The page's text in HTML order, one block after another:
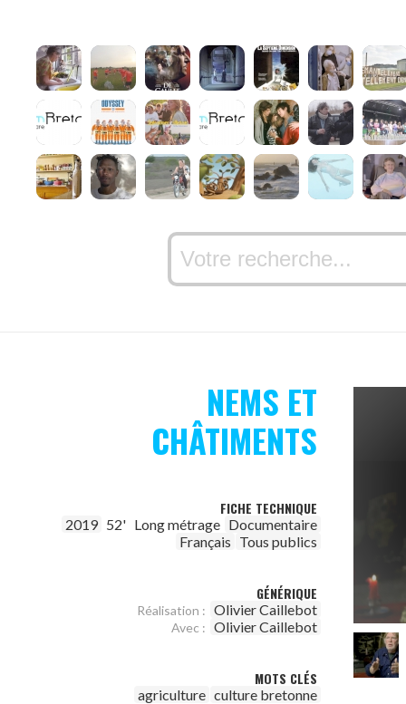
NEMS ET
CHÂTIMENTS
FICHE TECHNIQUE
2019 52' Long métrage Documentaire
Français Tous publics
GÉNÉRIQUE
Réalisation : Olivier Caillebot
Avec : Olivier Caillebot
MOTS CLÉS
agriculture culture bretonne